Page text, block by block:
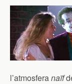
l’atmosferanaïf